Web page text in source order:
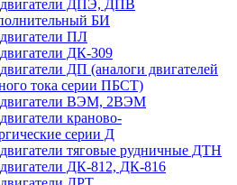
ДПЭ, ДПВ
БИ
ПЛ
ДК-309
ДП (аналоги двигателей
тока серии ПБСТ)
ВЭМ, 2ВЭМ
краново-
серии Д
тяговые рудничные ДТН
ДК-812, ДК-816